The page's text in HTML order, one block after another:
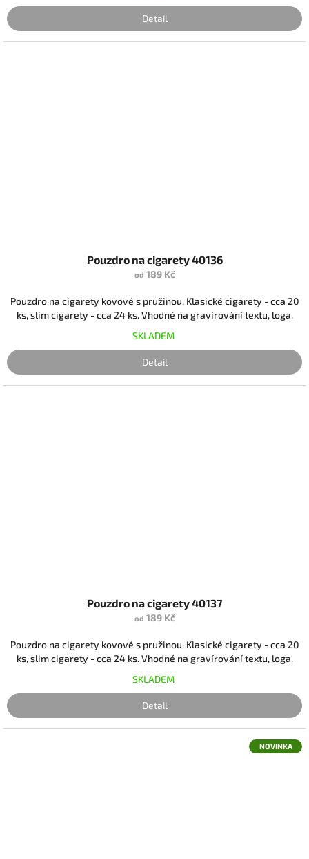
Detail
Pouzdro na cigarety 40136
od 189 Kč
Pouzdro na cigarety kovové s pružinou. Klasické cigarety - cca 20
ks, slim cigarety - cca 24 ks. Vhodné na gravírování textu, loga.
SKLADEM
Detail
Pouzdro na cigarety 40137
od 189 Kč
Pouzdro na cigarety kovové s pružinou. Klasické cigarety - cca 20
ks, slim cigarety - cca 24 ks. Vhodné na gravírování textu, loga.
SKLADEM
Detail
NOVINKA